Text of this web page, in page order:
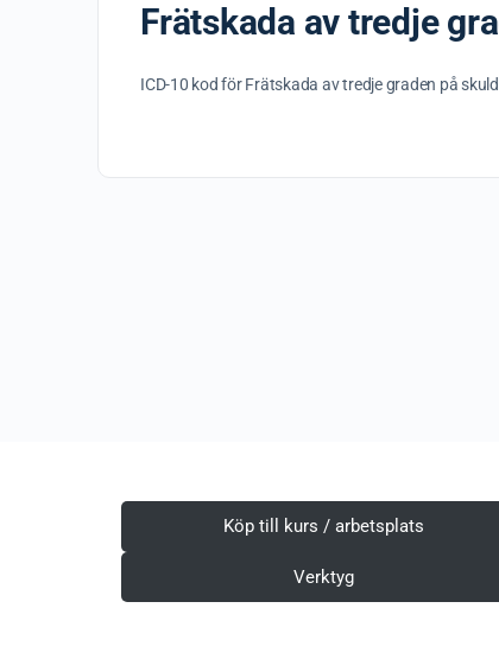
Frätskada av tredje
ICD-10 kod för Frätskada av tredje graden på
Köp till kurs / arbetsplats
Verktyg